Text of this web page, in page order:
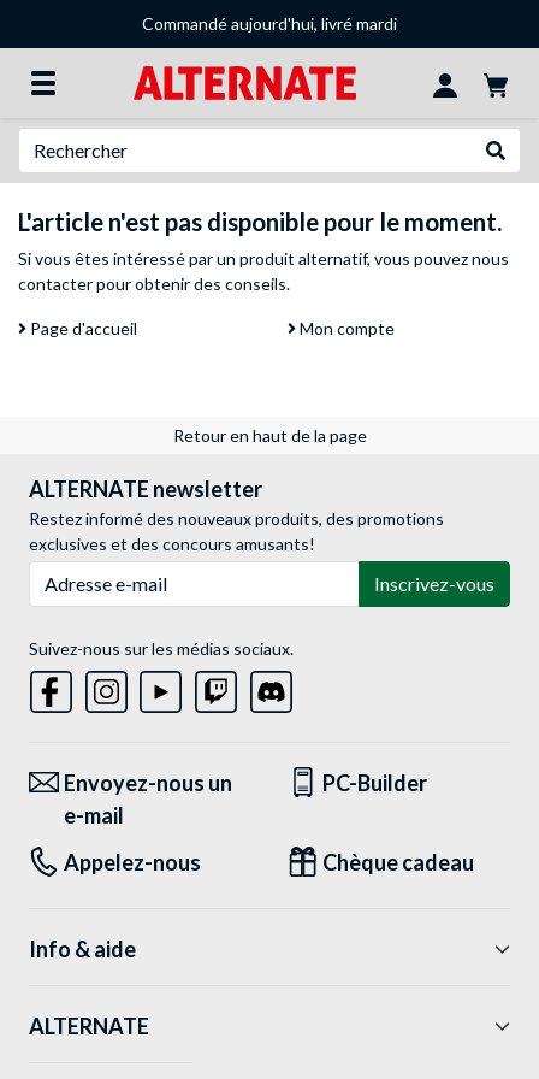
Commandé aujourd'hui, livré mardi
L'article n'est pas disponible pour le moment.
Si vous êtes intéressé par un produit alternatif, vous pouveznous
contacterpour obtenir des conseils.
Page d'accueil Mon compte
Retour en haut de la page
ALTERNATE newsletter
Restez informé des nouveaux produits, des promotions
exclusives et des concours amusants!
Inscrivez-vous
Suivez-nous sur les médias sociaux.
Envoyez-nous un
e-mail
PC-Builder
Appelez-nous Chèque cadeau
Info & aide
ALTERNATE